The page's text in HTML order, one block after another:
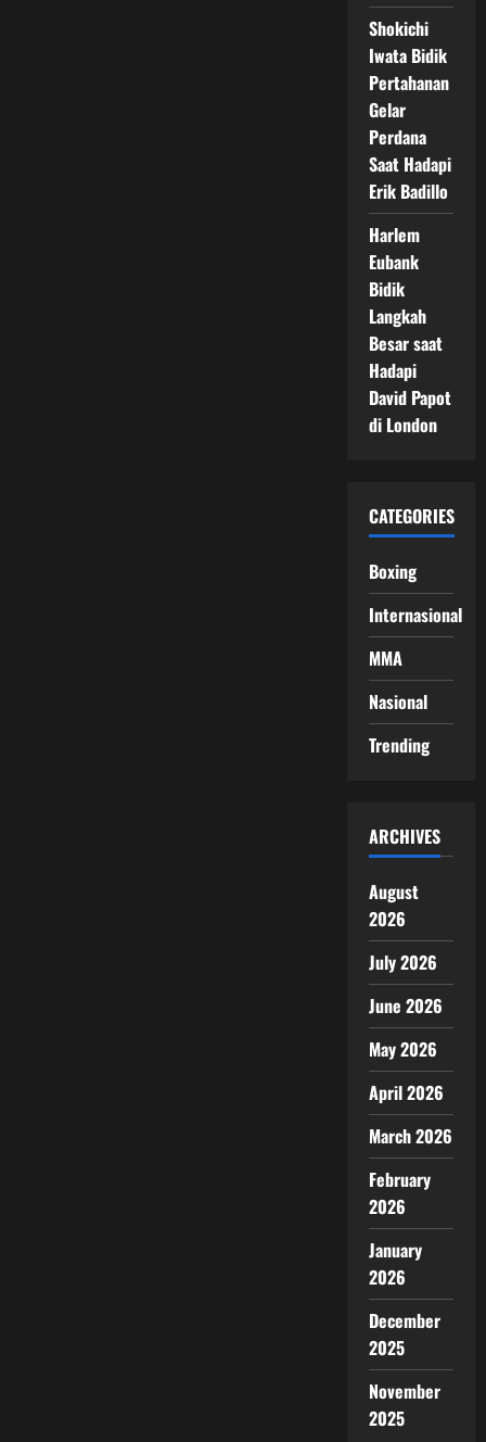
Shokichi
Iwata Bidik
Pertahanan
Gelar
Perdana
Saat Hadapi
Erik Badillo
Harlem
Eubank
Bidik
Langkah
Besar saat
Hadapi
David Papot
di London
CATEGORIES
Boxing
Internasional
MMA
Nasional
Trending
ARCHIVES
August
2026
July 2026
June 2026
May 2026
April 2026
March 2026
February
2026
January
2026
December
2025
November
2025